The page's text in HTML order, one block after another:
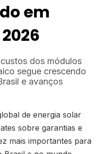
em
dos módulos
segue crescendo
e avanços
de energia solar
sobre garantias e
mais importantes para